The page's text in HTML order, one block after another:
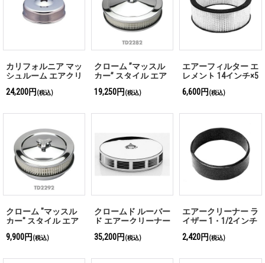
カリフォルニア マッ
シュルーム エアクリ
24,200円(税込)
クローム ”マッスル
カー” スタイル エア
インチ厚
19,250円(税込)
エアーフィルター エ
レメント 14インチ×5
6,600円(税込)
クローム "マッスル
カー" スタイル エア
インチ厚
9,900円 (税込)
クロームド ルーバー
ド エアークリーナー
35,200円 (税込)
エアークリーナー ラ
イザー 1・1/2インチ
2,420円 (税込)